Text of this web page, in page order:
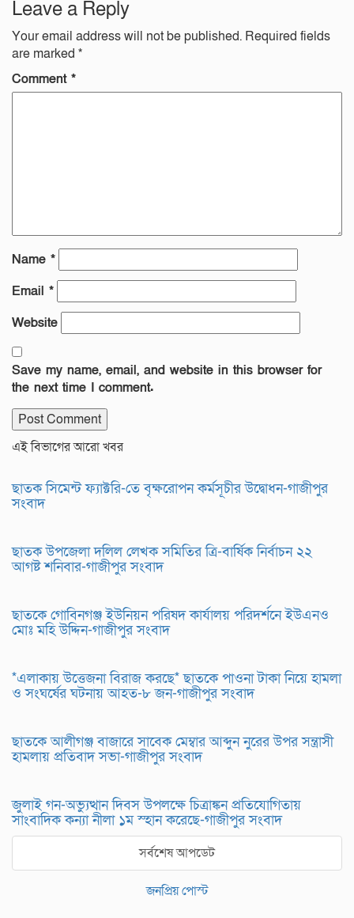
Leave a Reply
Your email address will not be published. Required fields
are marked *
Comment *
Name *
Email *
Website
Save my name, email, and website in this browser for
the next time I comment.
এই বিভাগের আরো খবর
ছাতক সিমেন্ট ফ্যাক্টরি-তে বৃক্ষরোপন কর্মসূচীর উদ্বোধন-গাজীপুর
সংবাদ
ছাতক উপজেলা দলিল লেখক সমিতির ত্রি-বার্ষিক নির্বাচন ২২
আগষ্ট শনিবার-গাজীপুর সংবাদ
ছাতকে গোবিনগঞ্জ ইউনিয়ন পরিষদ কার্যালয় পরিদর্শনে ইউএনও
মোঃ মহি উদ্দিন-গাজীপুর সংবাদ
*এলাকায় উত্তেজনা বিরাজ করছে* ছাতকে পাওনা টাকা নিয়ে হামলা
ও সংঘর্ষের ঘটনায় আহত-৮ জন-গাজীপুর সংবাদ
ছাতকে আলীগঞ্জ বাজারে সাবেক মেম্বার আব্দুন নুরের উপর সন্ত্রাসী
হামলায় প্রতিবাদ সভা-গাজীপুর সংবাদ
জুলাই গন-অভ্যুত্থান দিবস উপলক্ষে চিত্রাঙ্কন প্রতিযোগিতায়
সাংবাদিক কন্যা নীলা ১ম স্হান করেছে-গাজীপুর সংবাদ
সর্বশেষ আপডেট
জনপ্রিয় পোস্ট